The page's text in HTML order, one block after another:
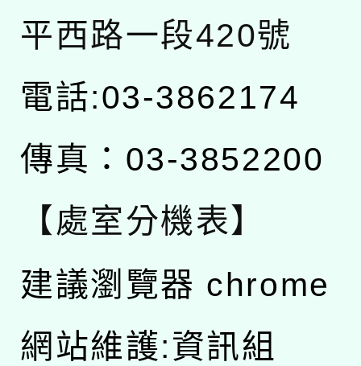
平西路一段420號
電話:03-3862174
傳真：03-3852200
【處室分機表】
建議瀏覽器 chrome
網站維護:資訊組